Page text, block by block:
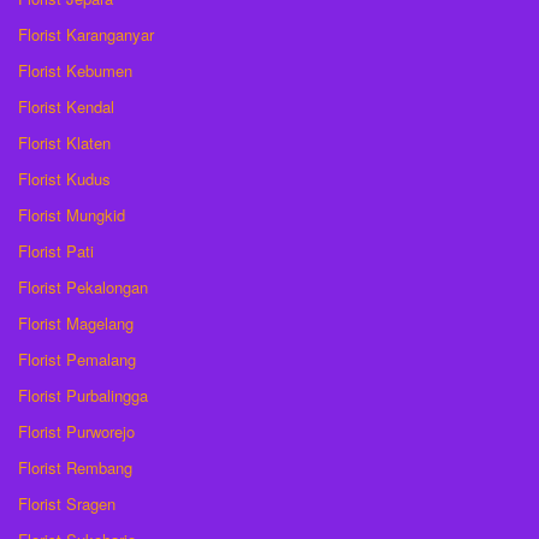
Florist Karanganyar
Florist Kebumen
Florist Kendal
Florist Klaten
Florist Kudus
Florist Mungkid
Florist Pati
Florist Pekalongan
Florist Magelang
Florist Pemalang
Florist Purbalingga
Florist Purworejo
Florist Rembang
Florist Sragen